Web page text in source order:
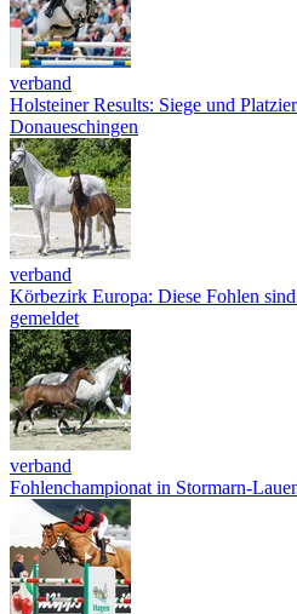
verband
Holsteiner Results: Siege und
Donaueschingen
verband
Körbezirk Europa: Diese Fohlen
gemeldet
verband
Fohlenchampionat in Stormarn-